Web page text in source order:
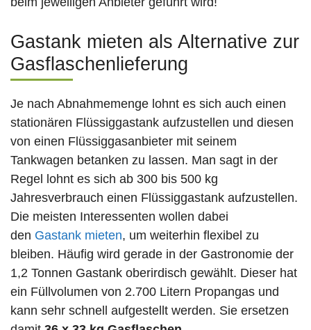
Gastank mieten als Alternative zur
Gasflaschenlieferung
Je nach Abnahmemenge lohnt es sich auch einen
stationären Flüssiggastank aufzustellen und diesen
von einen Flüssiggasanbieter mit seinem
Tankwagen betanken zu lassen. Man sagt in der
Regel lohnt es sich ab 300 bis 500 kg
Jahresverbrauch einen Flüssiggastank aufzustellen.
Die meisten Interessenten wollen dabei
den Gastank mieten, um weiterhin flexibel zu
bleiben. Häufig wird gerade in der Gastronomie der
1,2 Tonnen Gastank oberirdisch gewählt. Dieser hat
ein Füllvolumen von 2.700 Litern Propangas und
kann sehr schnell aufgestellt werden. Sie ersetzen